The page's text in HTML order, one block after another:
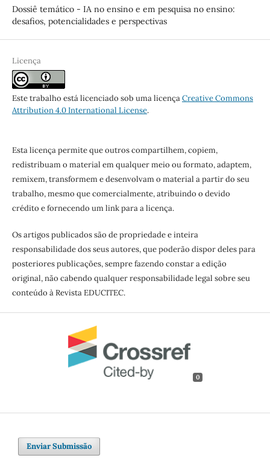
Dossiê temático - IA no ensino e em pesquisa no ensino:
desafios, potencialidades e perspectivas
Licença
Este trabalho está licenciado sob uma licençaCreative Commons
Attribution 4.0 International License.
Esta licença permite que outros compartilhem, copiem,
redistribuam o material em qualquer meio ou formato, adaptem,
remixem, transformem e desenvolvam o material a partir do seu
trabalho, mesmo que comercialmente, atribuindo o devido
crédito e fornecendo um link para a licença.
Os artigos publicados são de propriedade e inteira
responsabilidade dos seus autores, que poderão dispor deles para
posteriores publicações, sempre fazendo constar a edição
original, não cabendo qualquer responsabilidade legal sobre seu
conteúdo à Revista EDUCITEC.
0
Enviar Submissão